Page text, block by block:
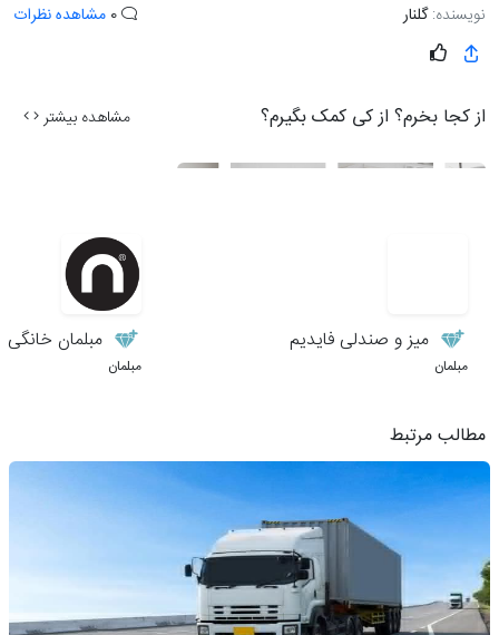
نویسنده:گلنار مشاهده نظرات
از کجا بخرم؟ از کی کمک بگیرم؟ مشاهده بیشتر
میز و صندلی فایدیم
مبلمان
مبلمان خانگی
مبلمان
مطالب مرتبط